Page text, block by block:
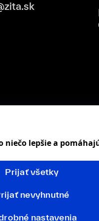
niečo lepšie a
Prijať všetky
nevyhnutné
nastavenia